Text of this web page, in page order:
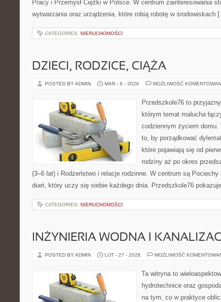
Pracy i Przemysł Ciężki w Polsce. W centrum zainteresowania
wytwarzania oraz urządzenia, które robią robotę w środowiskach
CATEGORIES: NIERUCHOMOŚCI
DZIECI, RODZICE, CIĄŻA
POSTED BY ADMIN MAR - 6 - 2026 MOŻLIWOŚĆ
Przedszkole76 to
którym temat malucha
codziennym życiem domu.
to, by porządkować
które pojawiają się od
rodziny aż po okres
(3–6 lat) i Rodzeństwo i relacje rodzinne. W centrum są
duet, który uczy się siebie każdego dnia. Przedszkole76
CATEGORIES: NIERUCHOMOŚCI
INŻYNIERIA WODNA I
POSTED BY ADMIN LUT - 27 - 2026 MOŻLIWOŚĆ
Ta witryna to
hydrotechnice oraz
na tym, co w praktyce